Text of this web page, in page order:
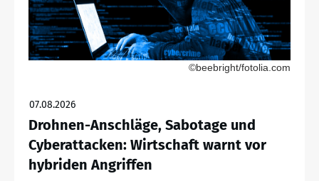
©beebright/fotolia.com
07.08.2026
Drohnen-Anschläge, Sabotage und
Cyberattacken: Wirtschaft warnt vor
hybriden Angriffen